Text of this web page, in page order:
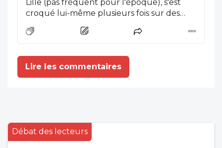
Lille (pas fréquent pour l'époque), s'est
croqué lui-même plusieurs fois sur des
toujours. Amusant de le voir, en 1900,
entre autres, avec un masque couvrant la
bouche, mais pas le nez....
Lire les commentaires
Débat des lecteurs